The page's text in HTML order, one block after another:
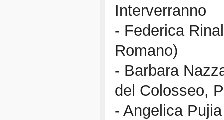
Interverranno
- Federica
Romano)
- Barbara
del Colosseo,
- Angelica